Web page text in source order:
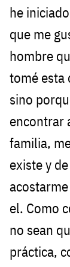
he
que me
hombre
tomé esta
sino
encontrar
familia,
existe y
el. Como
no sean
práctica,